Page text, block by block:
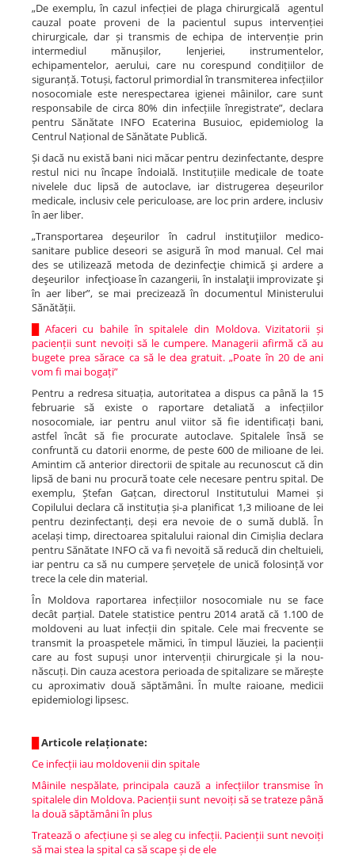
„De exemplu, în cazul infecției de plaga chirurgicală agentul
cauzal poate proveni de la pacientul supus intervenției
chirurgicale, dar și transmis de echipa de intervenție prin
intermediul mănușilor, lenjeriei, instrumentelor,
echipamentelor, aerului, care nu corespund condițiilor de
siguranță. Totuși, factorul primordial în transmiterea infecțiilor
nosocomiale este nerespectarea igienei mâinilor, care sunt
responsabile de circa 80% din infecțiile înregistrate”, declara
pentru Sănătate INFO Ecaterina Busuioc, epidemiolog la
Centrul Național de Sănătate Publică.
Și dacă nu există bani nici măcar pentru dezinfectante, despre
restul nici nu încape îndoială. Instituțiile medicale de toate
nivelele duc lipsă de autoclave, iar distrugerea deșeurilor
medicale, inclusiv cele periculoase, are loc prin ardere, inclusiv
în aer liber.
„Transportarea deşeurilor în cadrul instituţiilor medico-
sanitare publice deseori se asigură în mod manual. Cel mai
des se utilizează metoda de dezinfecţie chimică şi ardere a
deşeurilor infecţioase în cazangerii, în instalaţii improvizate şi
în aer liber”, se mai precizează în documentul Ministerului
Sănătății.
Afaceri cu bahile în spitalele din Moldova. Vizitatorii și
pacienții sunt nevoiți să le cumpere. Managerii afirmă că au
bugete prea sărace ca să le dea gratuit. „Poate în 20 de ani
vom fi mai bogați”
Pentru a redresa situația, autoritatea a dispus ca până la 15
februarie să existe o raportare detaliată a infecțiilor
nosocomiale, iar pentru anul viitor să fie identificați bani,
astfel încât să fie procurate autoclave. Spitalele însă se
confruntă cu datorii enorme, de peste 600 de milioane de lei.
Amintim că anterior directorii de spitale au recunoscut că din
lipsă de bani nu procură toate cele necesare pentru spital. De
exemplu, Ștefan Gațcan, directorul Institutului Mamei și
Copilului declara că instituția și-a planificat 1,3 milioane de lei
pentru dezinfectanți, deși era nevoie de o sumă dublă. În
același timp, directoarea spitalului raional din Cimișlia declara
pentru Sănătate INFO că va fi nevoită să reducă din cheltuieli,
iar pentru ca să nu cumpere șervețele de unică folosință vor
trece la cele din material.
În Moldova raportarea infecțiilor nosocomiale nu se face
decât parțial. Datele statistice pentru 2014 arată că 1.100 de
moldoveni au luat infecții din spitale. Cele mai frecvente se
transmit la proaspetele mămici, în timpul lăuziei, la pacienții
care au fost supuși unor intervenții chirurgicale și la nou-
născuți. Din cauza acestora perioada de spitalizare se mărește
cu aproximativ două săptămâni. În multe raioane, medicii
epidemiologi lipsesc.
Articole relaționate:
Ce infecții iau moldovenii din spitale
Mâinile nespălate, principala cauză a infecțiilor transmise în
spitalele din Moldova. Pacienții sunt nevoiți să se trateze până
la două săptămâni în plus
Tratează o afecțiune și se aleg cu infecții. Pacienții sunt nevoiți
să mai stea la spital ca să scape și de ele